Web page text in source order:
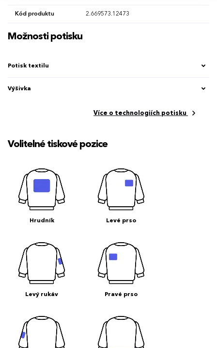
Kód produktu 2.669573.12473
Možnosti potisku
Potisk textilu
Výšivka
Více o technologiích potisku
Volitelné tiskové pozice
Hrudník Levé prso
Levý rukáv Pravé prso